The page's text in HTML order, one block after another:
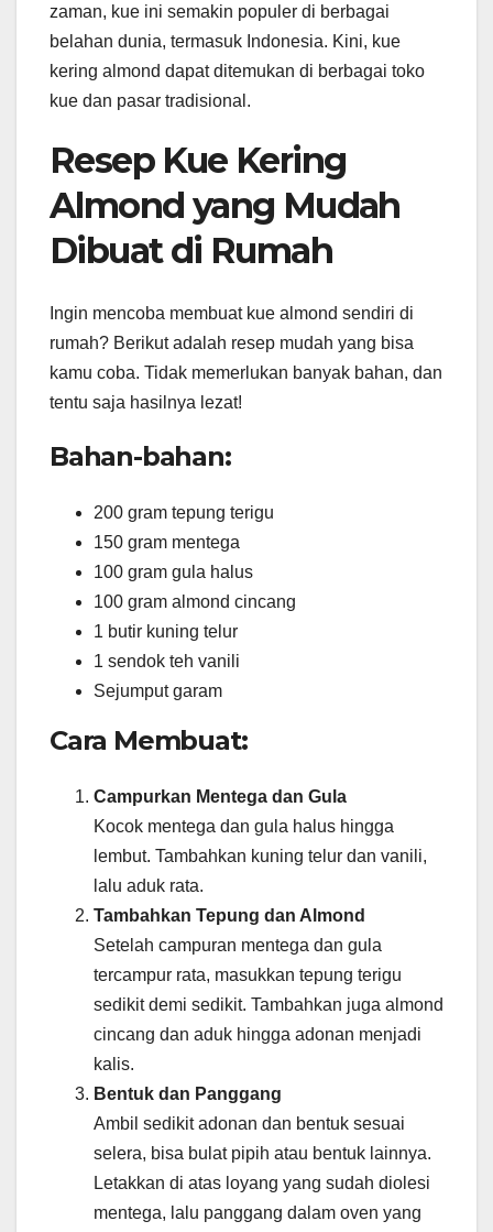
zaman, kue ini semakin populer di berbagai
belahan dunia, termasuk Indonesia. Kini, kue
kering almond dapat ditemukan di berbagai toko
kue dan pasar tradisional.
Resep Kue Kering
Almond yang Mudah
Dibuat di Rumah
Ingin mencoba membuat kue almond sendiri di
rumah? Berikut adalah resep mudah yang bisa
kamu coba. Tidak memerlukan banyak bahan, dan
tentu saja hasilnya lezat!
Bahan-bahan:
200 gram tepung terigu
150 gram mentega
100 gram gula halus
100 gram almond cincang
1 butir kuning telur
1 sendok teh vanili
Sejumput garam
Cara Membuat:
Campurkan Mentega dan Gula
Kocok mentega dan gula halus hingga
lembut. Tambahkan kuning telur dan vanili,
lalu aduk rata.
Tambahkan Tepung dan Almond
Setelah campuran mentega dan gula
tercampur rata, masukkan tepung terigu
sedikit demi sedikit. Tambahkan juga almond
cincang dan aduk hingga adonan menjadi
kalis.
Bentuk dan Panggang
Ambil sedikit adonan dan bentuk sesuai
selera, bisa bulat pipih atau bentuk lainnya.
Letakkan di atas loyang yang sudah diolesi
mentega, lalu panggang dalam oven yang